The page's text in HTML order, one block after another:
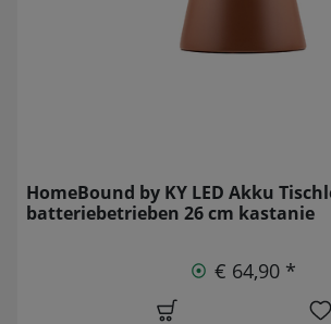
HomeBound by KY LED Akku
batteriebetrieben 26 cm kastanie
€ 64,90 *